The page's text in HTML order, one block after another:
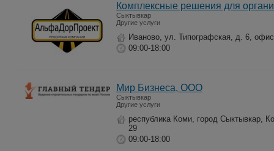
Комплексные решения для
Сыктывкар
Другие услуги
Иваново, ул. Типографская, д. 6,
09:00-18:00
Мир Бизнеса, ООО
Сыктывкар
Другие услуги
республика Коми, город Сыктывкар,
29
09:00-18:00